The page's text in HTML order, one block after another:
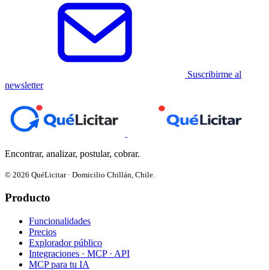
Suscribirme al
newsletter
Encontrar, analizar, postular, cobrar.
© 2026 QuéLicitar · Domicilio Chillán, Chile.
Producto
Funcionalidades
Precios
Explorador público
Integraciones · MCP · API
MCP para tu IA